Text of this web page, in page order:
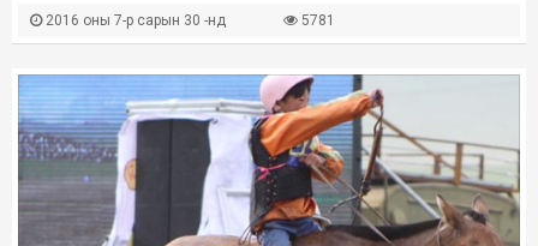
2016 оны 7-р сарын 30 -нд 5781